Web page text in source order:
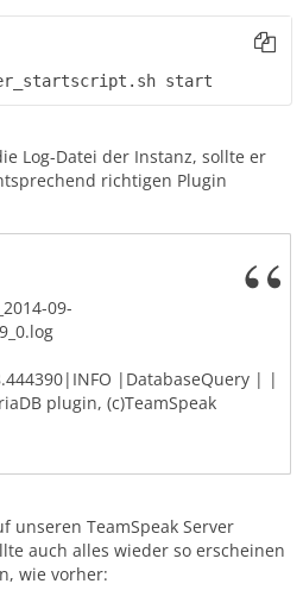
start
Log-Datei der Instanz, sollte er
richtigen Plugin
09-
|DatabaseQuery | |
plugin, (c)TeamSpeak
unseren TeamSpeak Server
auch alles wieder so erscheinen
wie vorher: